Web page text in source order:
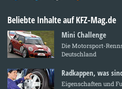
Beliebte Inhalte auf KFZ-Mag.de
Mini Challenge
Die Motorsport-
Deutschland
Radkappen, was
Eigenschaften und